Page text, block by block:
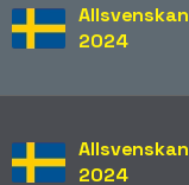
Allsvenskan
2024
Allsvenskan
2024